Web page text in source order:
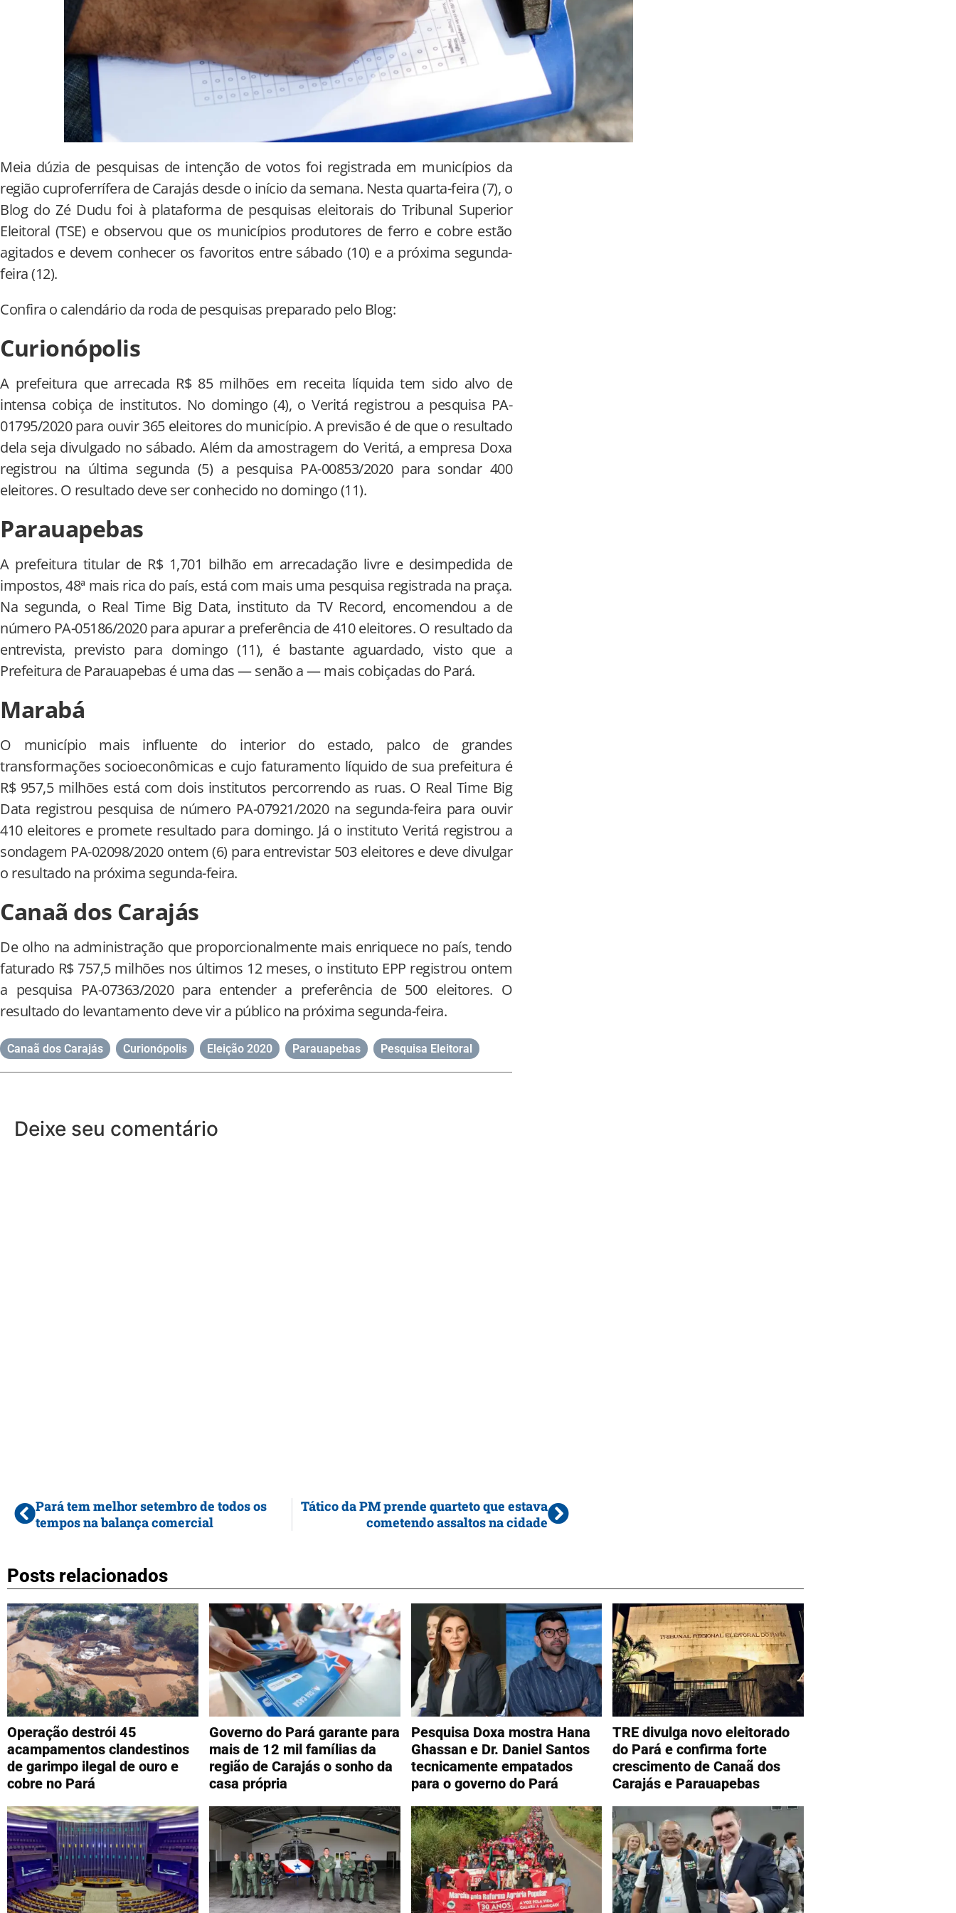
Meia dúzia de pesquisas de intenção de votos foi registrada em municípios da
região cuproferrífera de Carajás desde o início da semana. Nesta quarta-feira (7), o
Blog do Zé Dudu foi à plataforma de pesquisas eleitorais do Tribunal Superior
Eleitoral (TSE) e observou que os municípios produtores de ferro e cobre estão
agitados e devem conhecer os favoritos entre sábado (10) e a próxima segunda-
feira (12).
Confira o calendário da roda de pesquisas preparado pelo Blog:
Curionópolis
A prefeitura que arrecada R$ 85 milhões em receita líquida tem sido alvo de
intensa cobiça de institutos. No domingo (4), o Veritá registrou a pesquisa PA-
01795/2020 para ouvir 365 eleitores do município. A previsão é de que o resultado
dela seja divulgado no sábado. Além da amostragem do Veritá, a empresa Doxa
registrou na última segunda (5) a pesquisa PA-00853/2020 para sondar 400
eleitores. O resultado deve ser conhecido no domingo (11).
Parauapebas
A prefeitura titular de R$ 1,701 bilhão em arrecadação livre e desimpedida de
impostos, 48ª mais rica do país, está com mais uma pesquisa registrada na praça.
Na segunda, o Real Time Big Data, instituto da TV Record, encomendou a de
número PA-05186/2020 para apurar a preferência de 410 eleitores. O resultado da
entrevista, previsto para domingo (11), é bastante aguardado, visto que a
Prefeitura de Parauapebas é uma das — senão a — mais cobiçadas do Pará.
Marabá
O município mais influente do interior do estado, palco de grandes
transformações socioeconômicas e cujo faturamento líquido de sua prefeitura é
R$ 957,5 milhões está com dois institutos percorrendo as ruas. O Real Time Big
Data registrou pesquisa de número PA-07921/2020 na segunda-feira para ouvir
410 eleitores e promete resultado para domingo. Já o instituto Veritá registrou a
sondagem PA-02098/2020 ontem (6) para entrevistar 503 eleitores e deve divulgar
o resultado na próxima segunda-feira.
Canaã dos Carajás
De olho na administração que proporcionalmente mais enriquece no país, tendo
faturado R$ 757,5 milhões nos últimos 12 meses, o instituto EPP registrou ontem
a pesquisa PA-07363/2020 para entender a preferência de 500 eleitores. O
resultado do levantamento deve vir a público na próxima segunda-feira.
Canaã dos Carajás Curionópolis Eleição 2020 Parauapebas Pesquisa Eleitoral
Deixe seu comentário
Pará tem melhor setembro de todos os
tempos na balança comercial
Tático da PM prende quarteto que estava
cometendo assaltos na cidade
Posts relacionados
Operação destrói 45
acampamentos clandestinos
de garimpo ilegal de ouro e
cobre no Pará
Governo do Pará garante para
mais de 12 mil famílias da
região de Carajás o sonho da
casa própria
Pesquisa Doxa mostra Hana
Ghassan e Dr. Daniel Santos
tecnicamente empatados
para o governo do Pará
TRE divulga novo eleitorado
do Pará e confirma forte
crescimento de Canaã dos
Carajás e Parauapebas